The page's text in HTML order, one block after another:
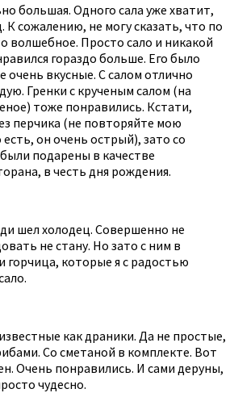
большая. Одного сала уже хватит,
К сожалению, не могу сказать, что по
волшебное. Просто сало и никакой
гораздо больше. Его было
очень вкусные. С салом отлично
Гренки с крученым салом (на
тоже понравились. Кстати,
перчика (не повторяйте мою
он очень острый), зато со
подарены в качестве
в честь дня рождения.
шел холодец. Совершенно не
не стану. Но зато с ним в
горчица, которые я с радостью
как драники. Да не простые,
Со сметаной в комплекте. Вот
Очень понравились. И сами деруны,
чудесно.